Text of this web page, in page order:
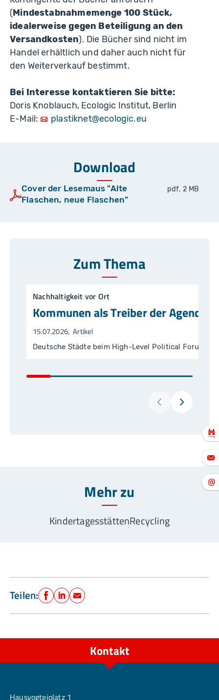
(Mindestabnahmemenge 100 Stück,
idealerweise gegen Beteiligung an den
Versandkosten). Die Bücher sind nicht im
Handel erhältlich und daher auch nicht für
den Weiterverkauf bestimmt.
Bei Interesse kontaktieren Sie bitte:
Doris Knoblauch, Ecologic Institut, Berlin
E-Mail:
plastiknet@ecologic.eu
Download
Cover der Lesemaus "Alte
Flaschen, neue Flaschen"
pdf, 2 MB
Zum Thema
Nachhaltigkeit vor Ort
Kommunen als Treiber der
15.07.2026 Artikel
Deutsche Städte beim High-Level Political Forum
Mehr zu
KindertagesstättenRecycling
Teilen: Facebook
LinkedIn
E-Mail
Kontakt
Hausvogteiplatz 1